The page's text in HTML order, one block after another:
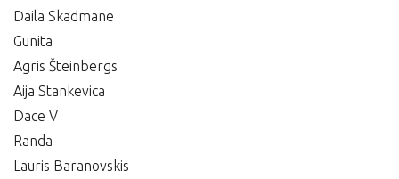
Daila Skadmane
Gunita
Agris Šteinbergs
Aija Stankevica
Dace V
Randa
Lauris Baranovskis